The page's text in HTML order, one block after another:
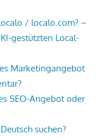
/ localo.com? –
gestützten Local-
Marketingangebot
SEO-Angebot oder
suchen?